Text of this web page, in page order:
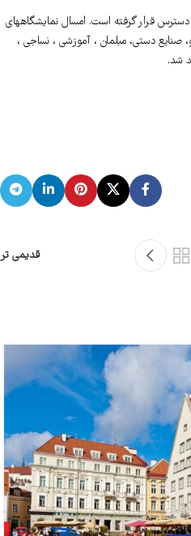
قرار گرفته است. امسال نمایشگاههای
صنایع دستی، مبلمان ، آموزشی ، نساجی ،
شد.
قدیمی تر